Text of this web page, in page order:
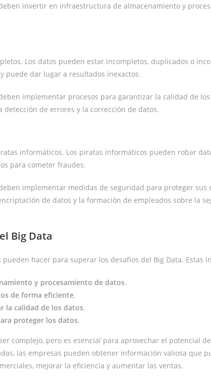
invertir en infraestructura de almacenamiento y
Los datos pueden estar incompletos, duplicados o
puede dar lugar a resultados inexactos.
implementar procesos para garantizar la calidad de
de errores y la corrección de datos.
informáticos. Los piratas informáticos pueden robar
para cometer fraudes.
implementar medidas de seguridad para proteger sus
de datos y la formación de empleados sobre la
Big Data
hacer para superar los desafíos del Big Data. Estas
y procesamiento de datos.
de forma eficiente.
la calidad de los datos.
proteger los datos.
complejo, pero es esencial para aprovechar el potencial
las empresas pueden obtener información valiosa que
mejorar la eficiencia y aumentar las ventas.